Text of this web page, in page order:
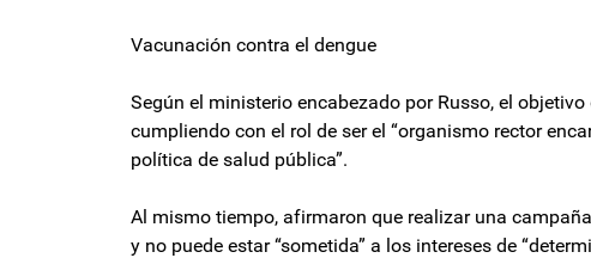
Vacunación contra el dengue
Según el ministerio encabezado por Russo, el
cumpliendo con el rol de ser el “organismo rector
política de salud pública”.
Al mismo tiempo, afirmaron que realizar una
y no puede estar “sometida” a los intereses de